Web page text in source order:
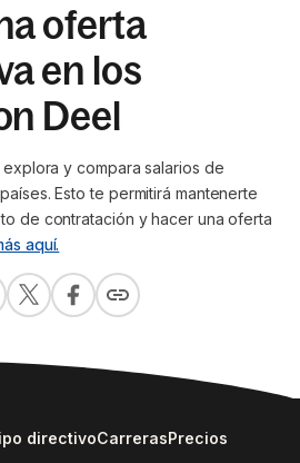
oferta
en los
Deel
y compara salarios de
Esto te permitirá mantenerte
de contratación y hacer una oferta
aquí.
directivoCarrerasPrecios